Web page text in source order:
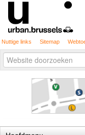
Nuttige links Sitemap
Zoek
Geavanceerd
zoeken...